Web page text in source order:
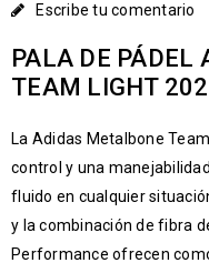
Escribe tu comentario
PALA DE PÁDEL
TEAM LIGHT
La Adidas Metalbone
control y una
fluido en cualquier
y la combinación de fibra
Performance ofrecen